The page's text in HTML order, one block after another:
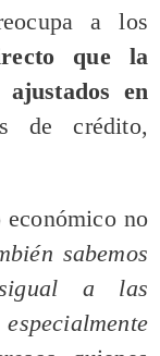
a los
que la
en
de crédito,
económico no
sabemos
a las